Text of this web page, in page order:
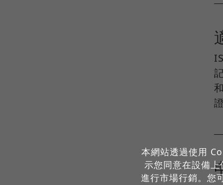
本網站透過使用
示您同意在設備
進行市場行銷。您